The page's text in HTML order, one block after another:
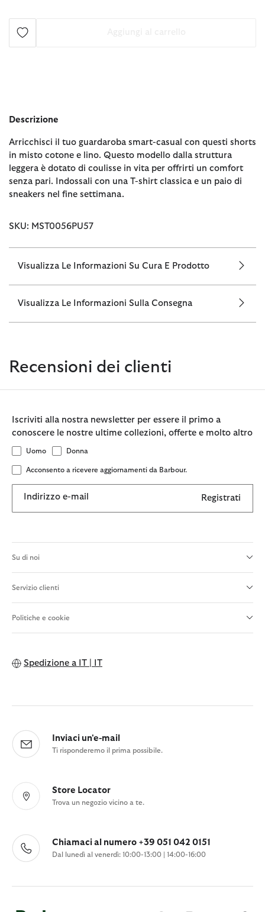
Descrizione
Arricchisci il tuo guardaroba smart-casual con questi shorts
in misto cotone e lino. Questo modello dalla struttura
leggera è dotato di coulisse in vita per offrirti un comfort
senza pari. Indossali con una T-shirt classica e un paio di
sneakers nel fine settimana.
SKU: MST0056PU57
Visualizza Le Informazioni Su Cura E Prodotto
Visualizza Le Informazioni Sulla Consegna
Recensioni dei clienti
Iscriviti alla nostra newsletter per essere il primo a
conoscere le nostre ultime collezioni, offerte e molto altro
Uomo Donna
Acconsento a ricevere aggiornamenti da Barbour.
Indirizzo e-mail Registrati
Su di noi
Servizio clienti
Politiche e cookie
Spedizione a IT | IT
Inviaci un'e-mail
Ti risponderemo il prima possibile.
Store Locator
Trova un negozio vicino a te.
Chiamaci al numero +39 051 042 0151
Dal lunedì al venerdì: 10:00-13:00 | 14:00-16:00